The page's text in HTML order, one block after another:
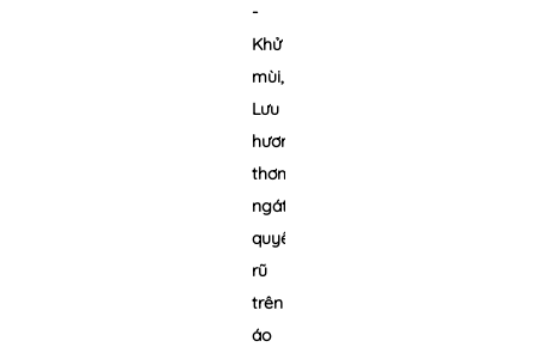
-
Khử
mùi,
Lưu
hương
thơm
ngát
quyến
rũ
trên
áo